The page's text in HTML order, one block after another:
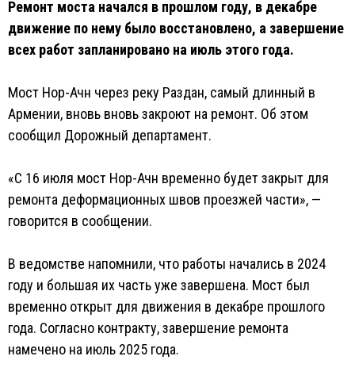
Ремонт моста начался в прошлом году, в декабре
движение по нему было восстановлено, а завершение
всех работ запланировано на июль этого года.
Мост Нор-Ачн через реку Раздан, самый длинный в
Армении, вновь вновь закроют на ремонт. Об этом
сообщил Дорожный департамент.
«С 16 июля мост Нор-Ачн временно будет закрыт для
ремонта деформационных швов проезжей части», —
говорится в сообщении.
В ведомстве напомнили, что работы начались в 2024
году и большая их часть уже завершена. Мост был
временно открыт для движения в декабре прошлого
года. Согласно контракту, завершение ремонта
намечено на июль 2025 года.